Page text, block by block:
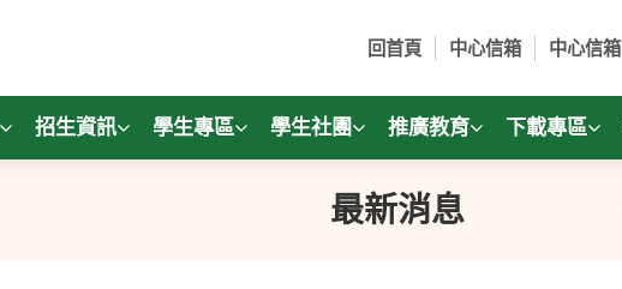
回首頁
中心信箱 中心信箱
招生資訊 學生專區 學生社團 推廣教育 下載專區
最新消息